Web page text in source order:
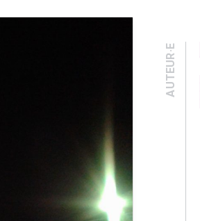
AUTEUR·E